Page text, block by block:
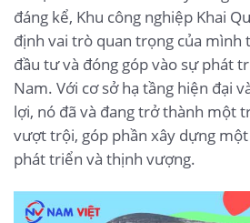
đáng kể, Khu công nghiệp Khai
định vai trò quan trọng của mình
đầu tư và đóng góp vào sự phát
Nam. Với cơ sở hạ tầng hiện đại
lợi, nó đã và đang trở thành một
vượt trội, góp phần xây dựng
phát triển và thịnh vượng.